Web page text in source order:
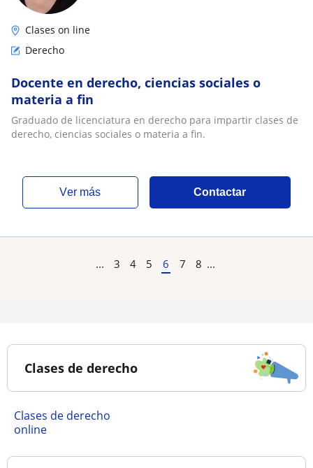
Clases on line
Derecho
Docente en derecho, ciencias sociales o
materia a fin
Graduado de licenciatura en derecho para impartir clases de
derecho, ciencias sociales o materia a fin.
ver más Contactar
... 3 4 5 6 7 8 ...
Clases de derecho
Clases de derecho
online